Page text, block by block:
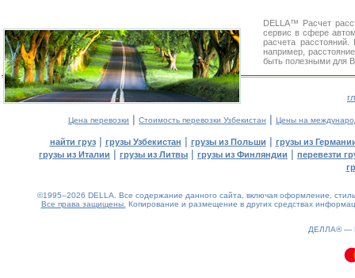
DELLA™ Расчет
сервис в сфере
расчета
например,
быть полезными для
Цена перевозки | Стоимость перевозки Узбекистан | Цены на
найти груз| грузы Узбекистан | грузы из Польши | грузы из
грузы из Италии | грузы из Литвы | грузы из Финляндии | перевезти
©1995–2026 DELLA. Все содержание данного сайта, включая оформление,
Все права защищены. Копирование и размещение в других средствах
ДЕЛЛА® —